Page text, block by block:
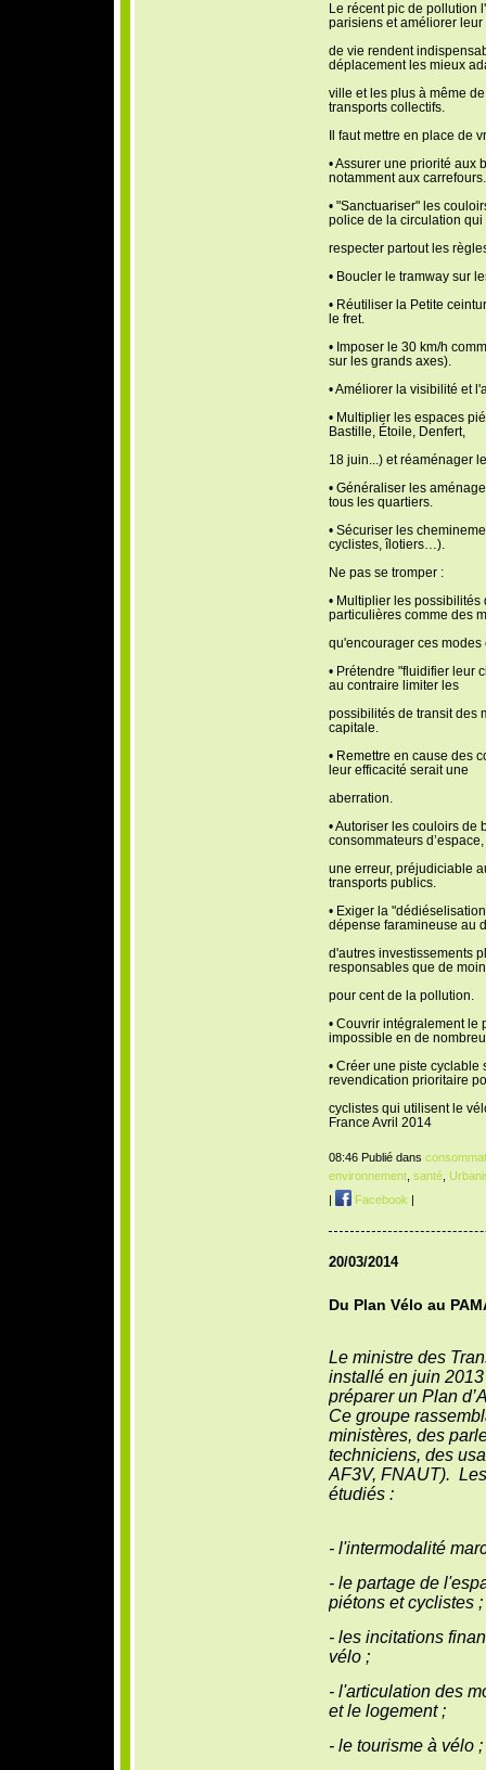
Le récent pic de pollution
parisiens et améliorer leur
de vie rendent
déplacement les mieux
ville et les plus à même
transports collectifs.
Il faut mettre en place de
• Assurer une priorité aux
notamment aux carrefours.
• "Sanctuariser" les
police de la circulation qui
respecter partout les
• Boucler le tramway sur
• Réutiliser la Petite
le fret.
• Imposer le 30 km/h
sur les grands axes).
• Améliorer la visibilité et
• Multiplier les espaces
Bastille, Étoile, Denfert,
18 juin...) et réaménager
• Généraliser les
tous les quartiers.
• Sécuriser les
cyclistes, îlotiers…).
Ne pas se tromper :
• Multiplier les
particulières comme des
qu'encourager ces
• Prétendre "fluidifier leur
au contraire limiter les
possibilités de transit des
capitale.
• Remettre en cause des
leur efficacité serait une
aberration.
• Autoriser les couloirs de
consommateurs
une erreur, préjudiciable
transports publics.
• Exiger la
dépense faramineuse au
d'autres investissements
responsables que de
pour cent de la pollution.
• Couvrir intégralement le
impossible en de
• Créer une piste cyclable
revendication prioritaire
cyclistes qui utilisent le
France Avril 2014
08:46 Publié dans
environnement, santé,
|
Facebook |
20/03/2014
Du Plan Vélo au
Le ministre des
installé en juin
préparer un Plan
Ce groupe
ministères, des
techniciens, des
AF3V, FNAUT).
étudiés :
- l'intermodalité
- le partage de
piétons et cyclistes ;
- les incitations
vélo ;
- l'articulation des
et le logement ;
- le tourisme à vélo ;